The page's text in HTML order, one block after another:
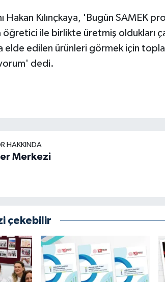
Hakan Kılınçkaya, 'Bugün SAMEK
öğretici ile birlikte üretmiş oldukları
elde edilen ürünleri görmek için
dedi.
HAKKINDA
Merkezi
çekebilir